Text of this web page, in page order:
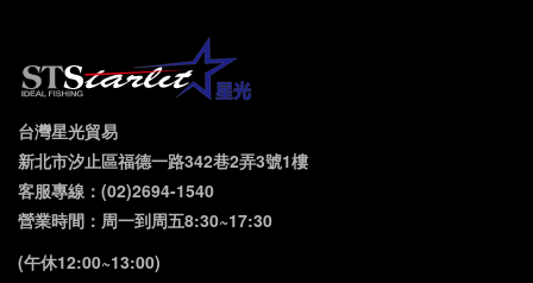
台灣星光貿易
新北市汐止區福德一路342巷2弄3號1樓
客服專線：(02)2694-1540
營業時間：周一到周五8:30~17:30
(午休12:00~13:00)